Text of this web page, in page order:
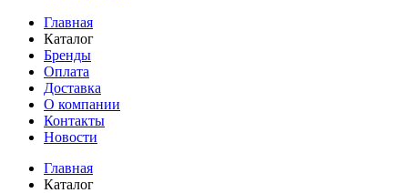
Главная
Каталог
Бренды
Оплата
Доставка
О компании
Контакты
Новости
Главная
Каталог